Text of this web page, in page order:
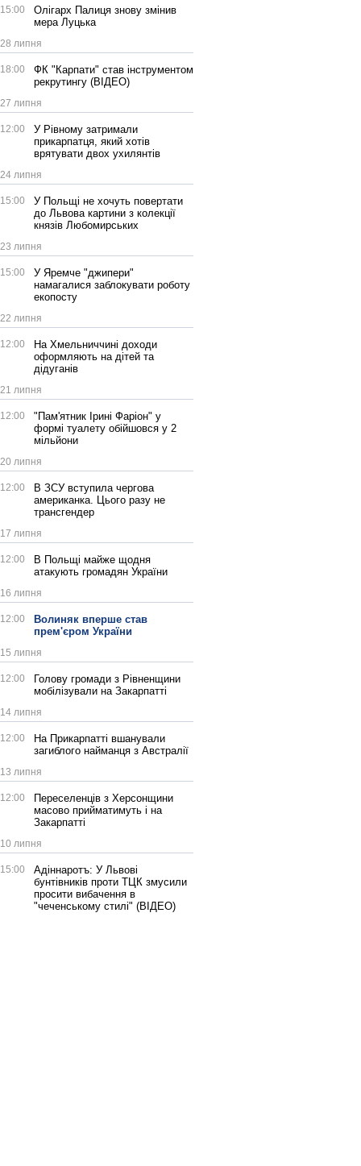
15:00
Олігарх Палиця знову змінив
мера Луцька
28 липня
18:00
ФК "Карпати" став інструментом
рекрутингу (ВІДЕО)
27 липня
12:00
У Рівному затримали
прикарпатця, який хотів
врятувати двох ухилянтів
24 липня
15:00
У Польщі не хочуть повертати
до Львова картини з колекції
князів Любомирських
23 липня
15:00
У Яремче "джипери"
намагалися заблокувати роботу
екопосту
22 липня
12:00
На Хмельниччині доходи
оформляють на дітей та
дідуганів
21 липня
12:00
"Пам'ятник Ірині Фаріон" у
формі туалету обійшовся у 2
мільйони
20 липня
12:00
В ЗСУ вступила чергова
американка. Цього разу не
трансгендер
17 липня
12:00
В Польщі майже щодня
атакують громадян України
16 липня
12:00
Волиняк вперше став
прем'єром України
15 липня
12:00
Голову громади з Рівненщини
мобілізували на Закарпатті
14 липня
12:00
На Прикарпатті вшанували
загиблого найманця з Австралії
13 липня
12:00
Переселенців з Херсонщини
масово прийматимуть і на
Закарпатті
10 липня
15:00
Адіннаротъ: У Львові
бунтівників проти ТЦК змусили
просити вибачення в
"чеченському стилі" (ВІДЕО)